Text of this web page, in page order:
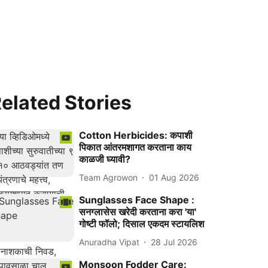
Stories
Cotton Herbicides: कपाशी
पिकात आंतरमशागत करताना काय
काळजी घ्यावी?
Team Agrowon 01 Aug 2026
Sunglasses Face Shape :
सनग्लासेस खरेदी करताना करा 'या'
गोष्टी फॉलो; दिसाल एकदम स्टायलिश
Anuradha Vipat 28 Jul 2026
Monsoon Fodder Care: